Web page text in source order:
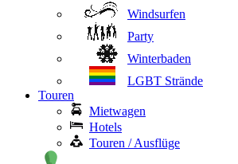
Windsurfen
Party
Winterbaden
LGBT Strände
Touren
Mietwagen
Hotels
Touren / Ausflüge